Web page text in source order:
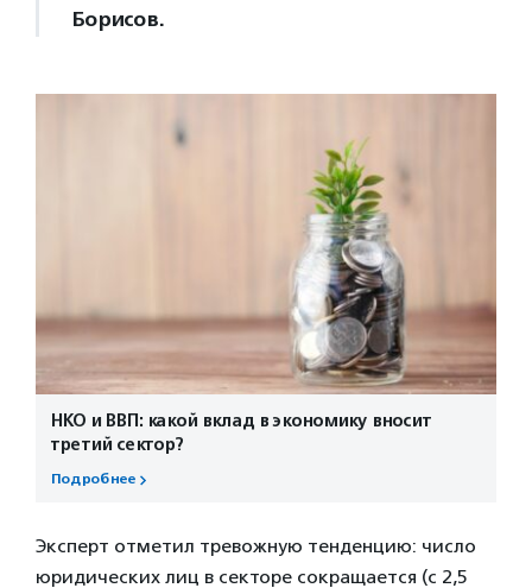
Борисов.
НКО и ВВП: какой вклад в экономику вносит
третий сектор?
Подробнее
Эксперт отметил тревожную тенденцию: число
юридических лиц в секторе сокращается (с 2,5